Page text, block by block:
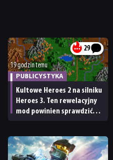
29
19 godzin temu
PUBLICYSTYKA
Kultowe Heroes 2 na silniku
Heroes 3. Ten rewelacyjny
mod powinien sprawdzić